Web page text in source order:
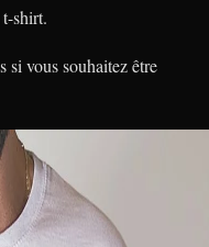
shirt.
si vous souhaitez être